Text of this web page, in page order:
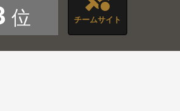
位 チームサイト